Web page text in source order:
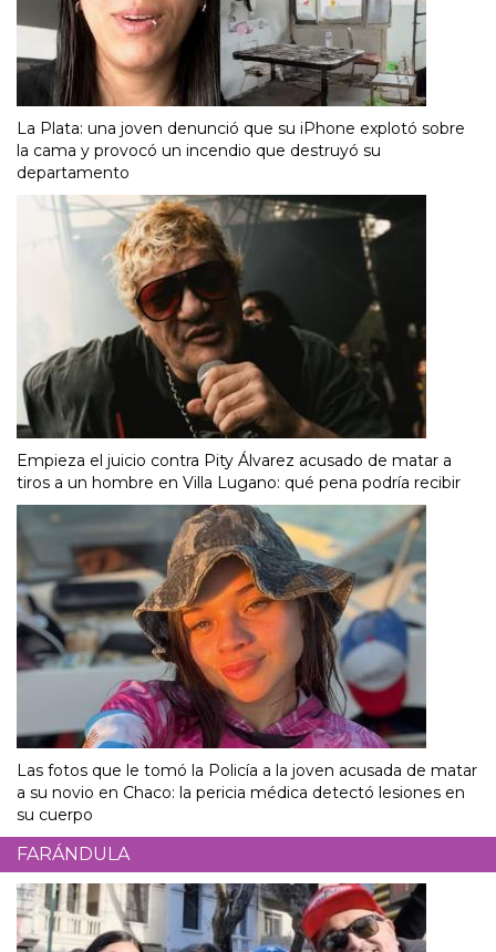
La Plata: una joven denunció que su iPhone explotó sobre
la cama y provocó un incendio que destruyó su
departamento
Empieza el juicio contra Pity Álvarez acusado de matar a
tiros a un hombre en Villa Lugano: qué pena podría recibir
Las fotos que le tomó la Policía a la joven acusada de matar
a su novio en Chaco: la pericia médica detectó lesiones en
su cuerpo
FARÁNDULA